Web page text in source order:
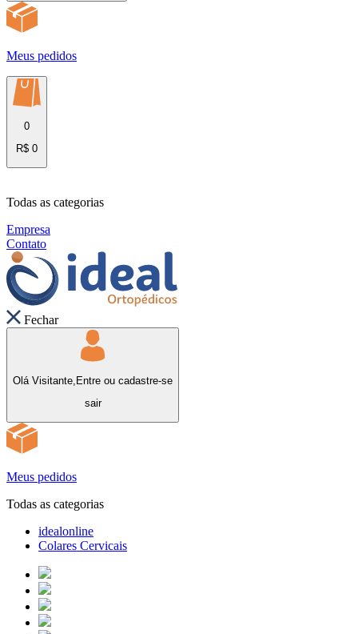
Meus pedidos
0
R$ 0
Todas as categorias
Empresa
Contato
Fechar
Olá Visitante, Entre ou cadastre-se
sair
Meus pedidos
Todas as categorias
idealonline
Colares Cervicais